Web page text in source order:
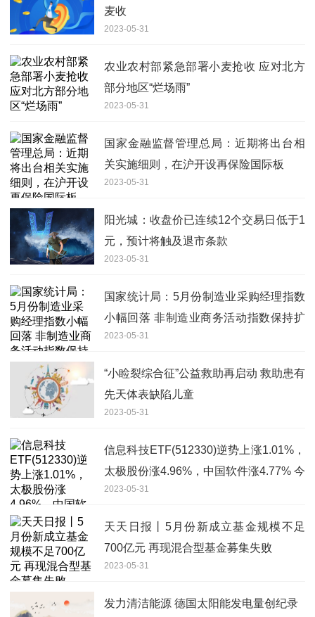
麦收
2023-05-31
农业农村部紧急部署小麦抢收 应对北方
部分地区“烂场雨”
2023-05-31
国家金融监督管理总局：近期将出台相
关实施细则，在沪开设再保险国际板
2023-05-31
阳光城：收盘价已连续12个交易日低于1
元，预计将触及退市条款
2023-05-31
国家统计局：5月份制造业采购经理指数
小幅回落 非制造业商务活动指数保持扩
张 微头条
2023-05-31
“小睑裂综合征”公益救助再启动 救助患有
先天体表缺陷儿童
2023-05-31
信息科技ETF(512330)逆势上涨1.01%，
太极股份涨4.96%，中国软件涨4.77% 今
亮点
2023-05-31
天天日报丨5月份新成立基金规模不足
700亿元 再现混合型基金募集失败
2023-05-31
发力清洁能源 德国太阳能发电量创纪录